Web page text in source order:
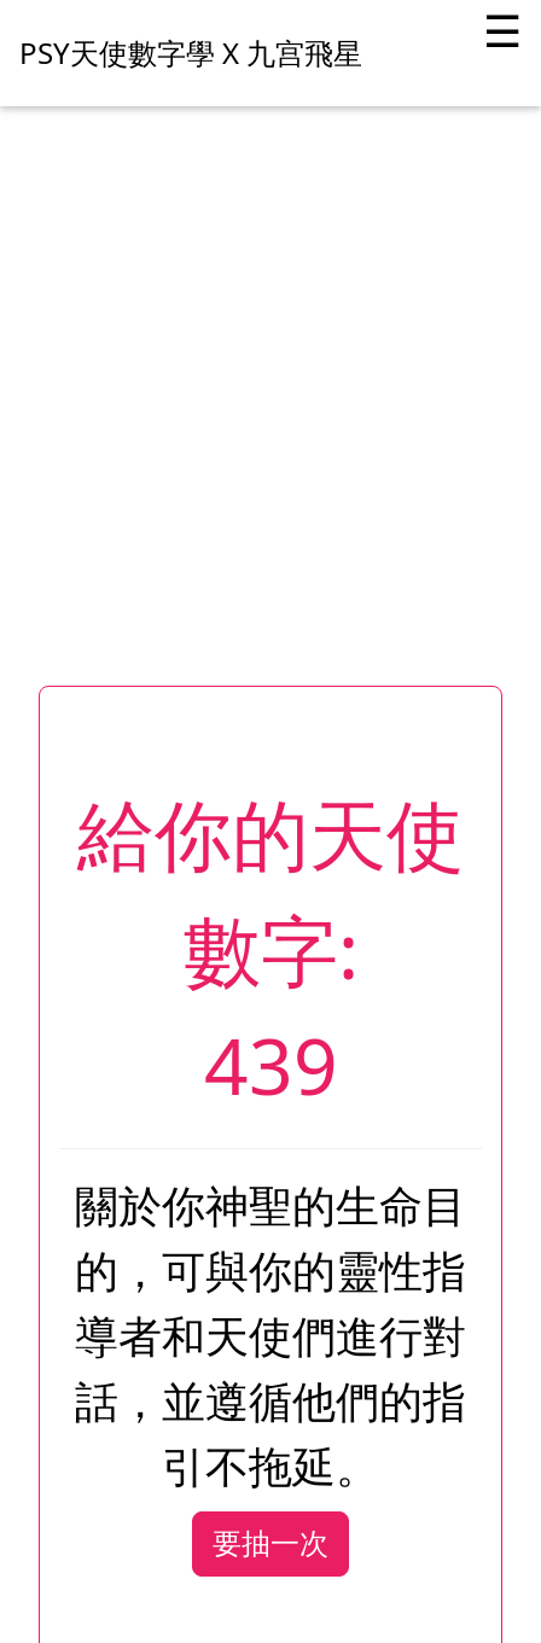
☰
PSY天使數字學 X 九宫飛星
給你的天使
數字:
439
關於你神聖的生命目
的，可與你的靈性指
導者和天使們進行對
話，並遵循他們的指
引不拖延。
要抽一次